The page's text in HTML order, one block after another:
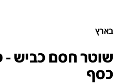
בארץ
שוטר חסם כביש -
כסף